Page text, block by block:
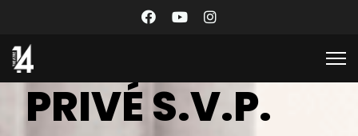
PRIVÉ S.V.P.